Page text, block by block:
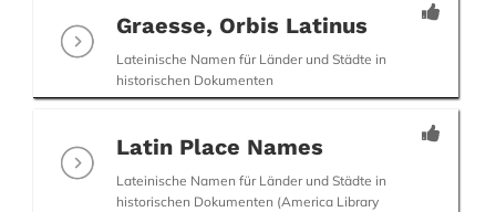
Graesse, Orbis Latinus
Lateinische Namen für Länder und Städte in
historischen Dokumenten
Latin Place Names
Lateinische Namen für Länder und Städte in
historischen Dokumenten (America Library